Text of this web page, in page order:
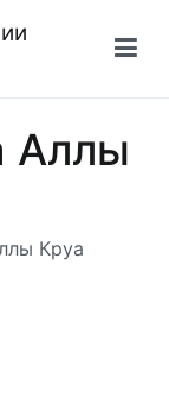
Аллы
Круа